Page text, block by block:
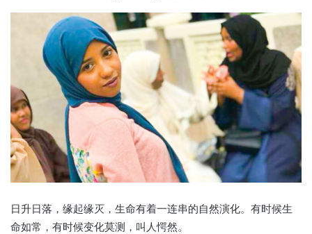
日升日落，缘起缘灭，生命有着一连串的自然演化。有时候生
命如常，有时候变化莫测，叫人愕然。